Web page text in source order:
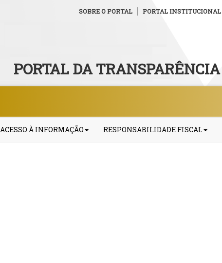
SOBRE O PORTAL PORTAL INSTITUCIONAL
PORTAL DA TRANSPARÊNCIA
ACESSO À INFORMAÇÃO RESPONSABILIDADE FISCAL